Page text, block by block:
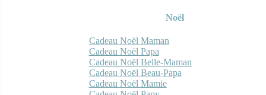
Noël
Cadeau Noël Maman
Cadeau Noël Papa
Cadeau Noël Belle-Maman
Cadeau Noël Beau-Papa
Cadeau Noël Mamie